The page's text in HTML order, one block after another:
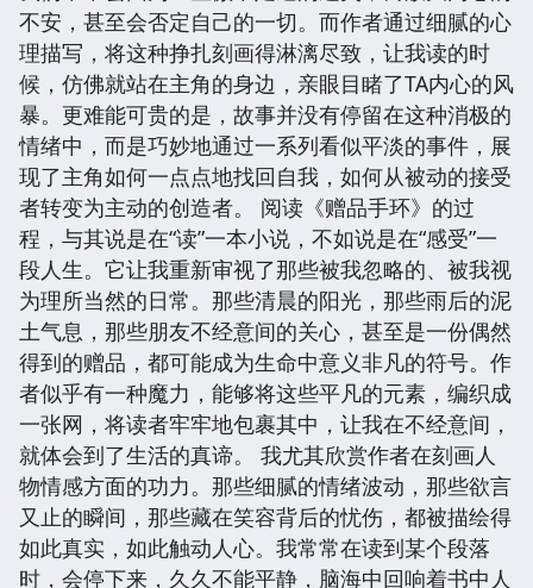
不安，甚至会否定自己的一切。而作者通过细腻的心
理描写，将这种挣扎刻画得淋漓尽致，让我读的时
候，仿佛就站在主角的身边，亲眼目睹了TA内心的风
暴。更难能可贵的是，故事并没有停留在这种消极的
情绪中，而是巧妙地通过一系列看似平淡的事件，展
现了主角如何一点点地找回自我，如何从被动的接受
者转变为主动的创造者。 阅读《赠品手环》的过
程，与其说是在“读”一本小说，不如说是在“感受”一
段人生。它让我重新审视了那些被我忽略的、被我视
为理所当然的日常。那些清晨的阳光，那些雨后的泥
土气息，那些朋友不经意间的关心，甚至是一份偶然
得到的赠品，都可能成为生命中意义非凡的符号。作
者似乎有一种魔力，能够将这些平凡的元素，编织成
一张网，将读者牢牢地包裹其中，让我在不经意间，
就体会到了生活的真谛。 我尤其欣赏作者在刻画人
物情感方面的功力。那些细腻的情绪波动，那些欲言
又止的瞬间，那些藏在笑容背后的忧伤，都被描绘得
如此真实，如此触动人心。我常常在读到某个段落
时，会停下来，久久不能平静，脑海中回响着书中人